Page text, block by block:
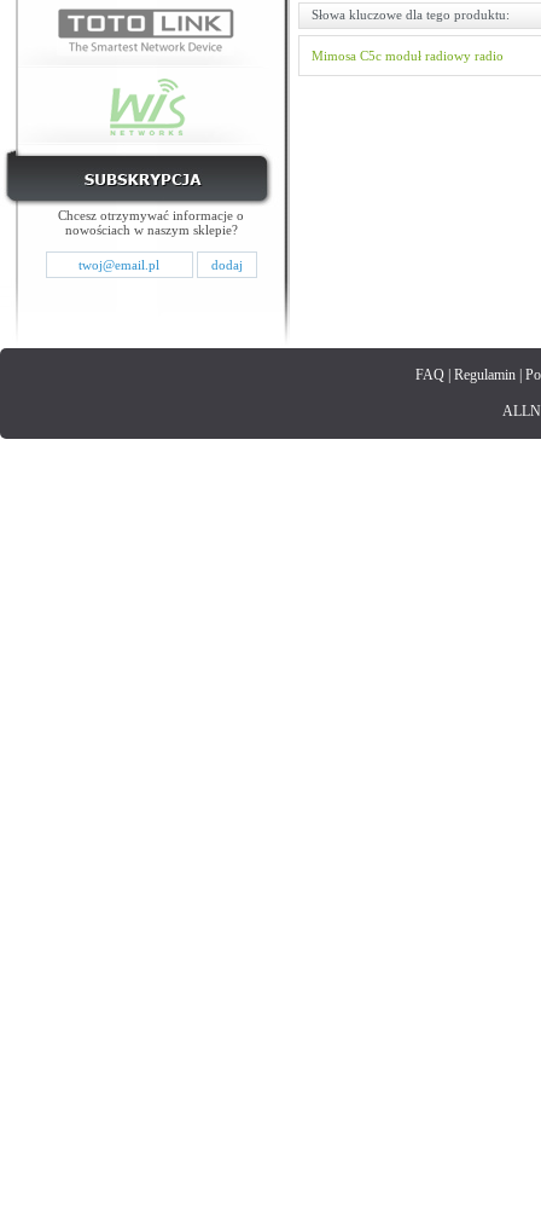
Chcesz otrzymywać informacje o
nowościach w naszym sklepie?
Słowa kluczowe dla tego produktu:
Mimosa C5c moduł radiowy radio
FAQ| Regulamin|